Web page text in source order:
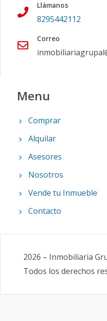
Llámanos
8295442112
Correo
Menu
Comprar
Alquilar
Asesores
Nosotros
Vende tu Inmueble
Contacto
2026 – Inmobiliaria
Todos los derechos